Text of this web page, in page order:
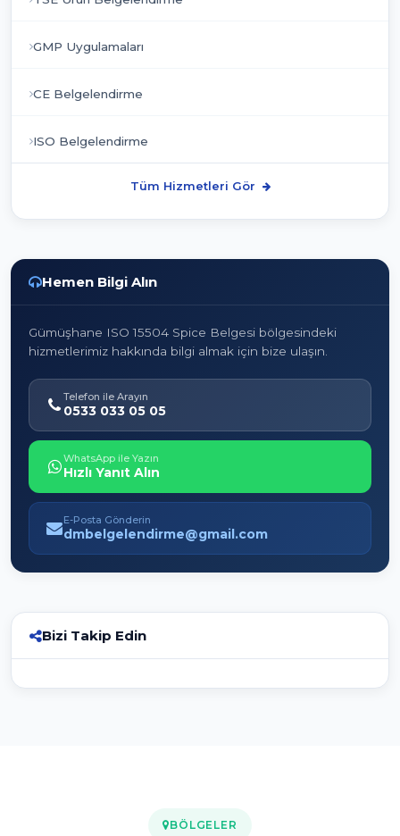
GMP Uygulamaları
CE Belgelendirme
ISO Belgelendirme
Tüm Hizmetleri Gör
Hemen Bilgi Alın
Gümüşhane ISO 15504 Spice Belgesi bölgesindeki
hizmetlerimiz hakkında bilgi almak için bize ulaşın.
Telefon ile Arayın
0533 033 05 05
WhatsApp ile Yazın
Hızlı Yanıt Alın
E-Posta Gönderin
dmbelgelendirme@gmail.com
Bizi Takip Edin
BÖLGELER